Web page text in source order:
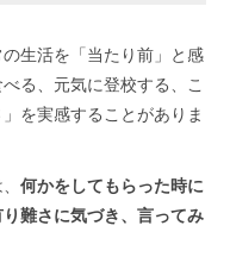
生活を「当たり前」と感
る、元気に登校する、こ
を実感することがありま
何かをしてもらった時に
難さに気づき、言ってみ